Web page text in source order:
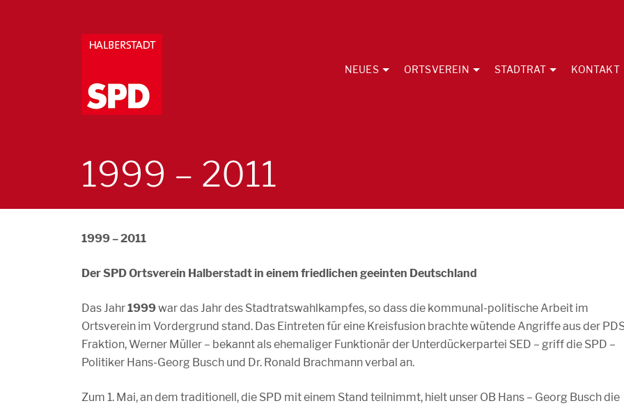
NEUES ORTSVEREIN STADTRAT KONTAKT
1999 – 2011
1999 – 2011
Der SPD Ortsverein Halberstadt in einem friedlichen geeinten Deutschland
Das Jahr1999war das Jahr des Stadtratswahlkampfes, so dass die kommunal-politische Arbeit im
Ortsverein im Vordergrund stand. Das Eintreten für eine Kreisfusion brachte wütende Angriffe aus der
Fraktion, Werner Müller – bekannt als ehemaliger Funktionär der Unterdückerpartei SED – griff die SPD –
Politiker Hans-Georg Busch und Dr. Ronald Brachmann verbal an.
Zum 1. Mai, an dem traditionell, die SPD mit einem Stand teilnimmt, hielt unser OB Hans – Georg Busch die